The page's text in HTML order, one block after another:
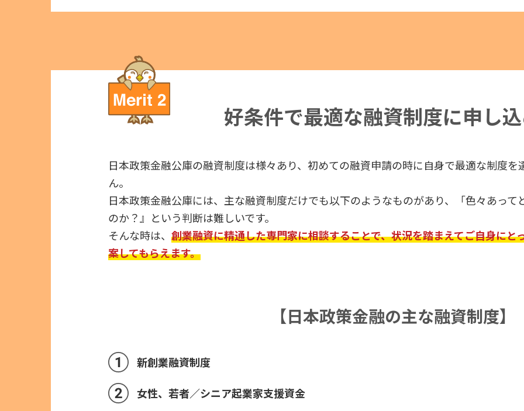
好条件で最適な融資制度に申し
日本政策金融公庫の融資制度は様々あり、初めての融資申請の時に自身で最適な制度
ん。
日本政策金融公庫には、主な融資制度だけでも以下のようなものがあり、「色々あって
のか？』という判断は難しいです。
そんな時は、 創業融資に精通した専門家に相談することで、状況を踏まえてご自身にと
案してもらえます。
【日本政策金融の主な融資制度】
新創業融資制度
女性、若者／シニア起業家支援資金